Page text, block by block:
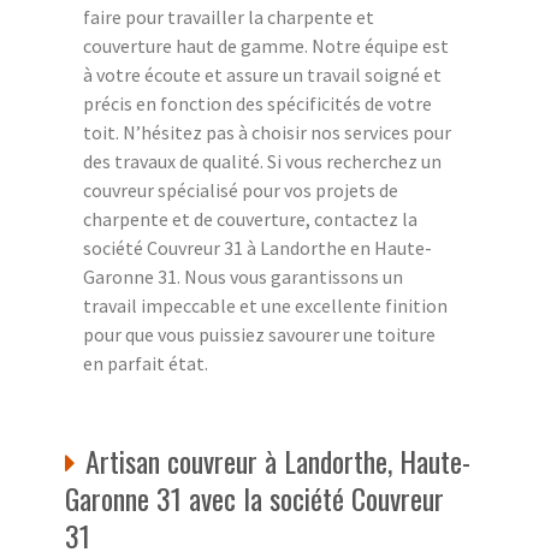
faire pour travailler la charpente et
couverture haut de gamme. Notre équipe est
à votre écoute et assure un travail soigné et
précis en fonction des spécificités de votre
toit. N’hésitez pas à choisir nos services pour
des travaux de qualité. Si vous recherchez un
couvreur spécialisé pour vos projets de
charpente et de couverture, contactez la
société Couvreur 31 à Landorthe en Haute-
Garonne 31. Nous vous garantissons un
travail impeccable et une excellente finition
pour que vous puissiez savourer une toiture
en parfait état.
Artisan couvreur à Landorthe, Haute-
Garonne 31 avec la société Couvreur
31